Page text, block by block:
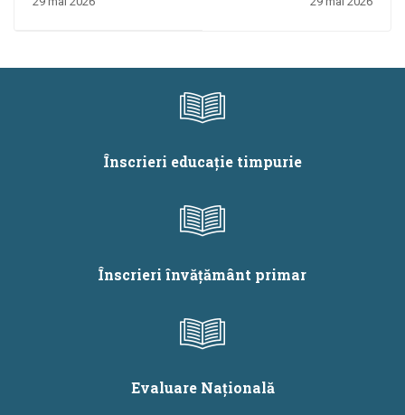
Înscrieri educație timpurie
Înscrieri învățământ primar
Evaluare Națională